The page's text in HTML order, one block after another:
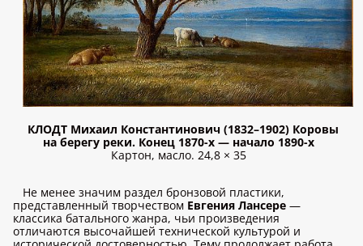
КЛОДТ Михаил Константинович (1832–1902) Коровы
на берегу реки. Конец 1870-х — начало 1890-х
Картон, масло. 24,8 × 35
Не менее значим раздел бронзовой пластики,
представленный творчеством Евгения Лансере —
классика батального жанра, чьи произведения
отличаются высочайшей технической культурой и